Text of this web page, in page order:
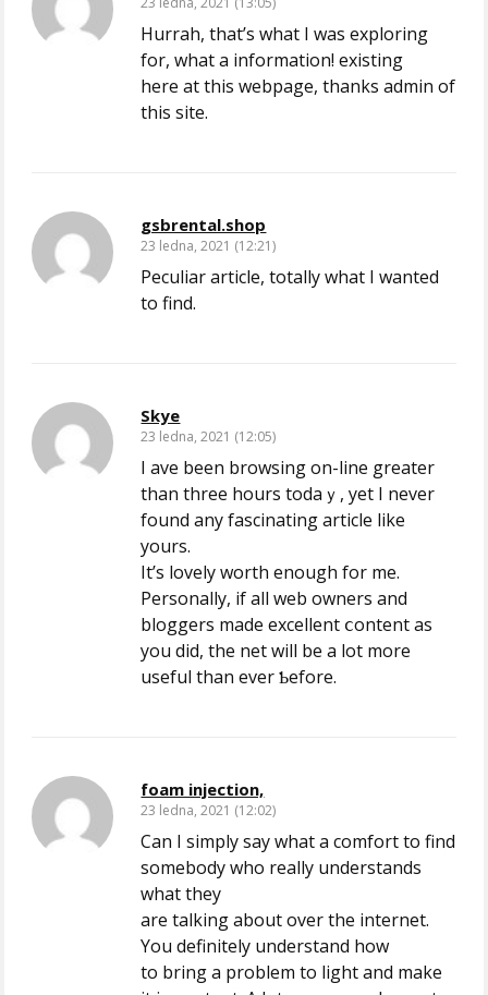
Hurrah, that’s what I was exploring
for, what a information! existing
here at this webpage, thanks admin of
this site.
gsbrental.shop
23 ledna, 2021 (12:21)
Peculiar article, totally what I wanted
to find.
Skye
23 ledna, 2021 (12:05)
I һave been browsing on-line greater
than three hours todaｙ, yet I never
found any fascinating article lіkе
yours.
It’ѕ lovely worth enough for me.
Personally, if all web ownerѕ and
bloggers made excellent ⅽontent as
you did, the net will be а lot more
useful than ever Ƅefore.
foam injection,
23 ledna, 2021 (12:02)
Can I simply say what a comfort to find
somebody who really understands
what they
are talking about over the internet.
You definitely understand how
to bring a problem to light and make